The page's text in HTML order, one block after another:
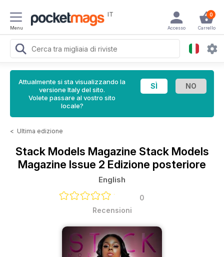
Menu
IT 0
Carrello
Accesso
Attualmente si sta visualizzando la
versione Italy del sito.
Volete passare al vostro sito
locale?
< Ultima edizione
Stack Models Magazine Stack Models
Magazine Issue 2 Edizione posteriore
English
0
Recensioni